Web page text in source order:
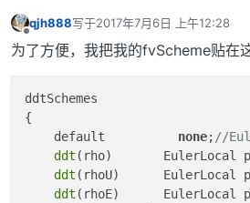
qjh888写于2017年7月6日 上午12:28
最后由 编辑
为了方便，我把我的fvScheme贴在这
ddtSchemes
{
    default
none;//
ddt (rho)       EulerLocal
ddt (rhoU)      EulerLocal
ddt (rhoE)      EulerLocal